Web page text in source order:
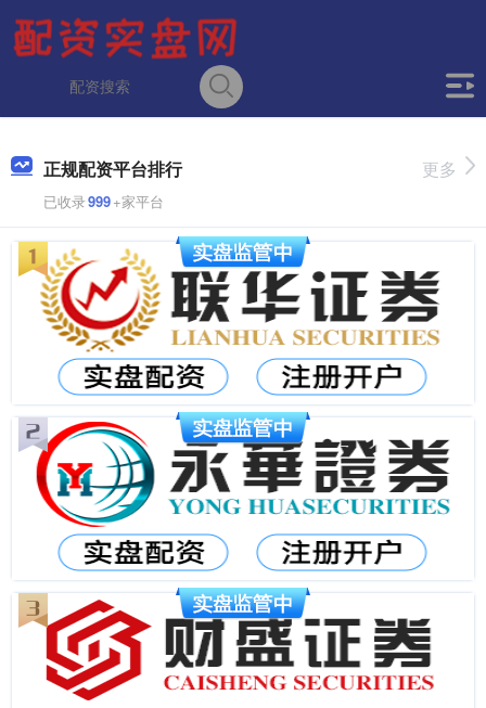
正规配资平台排行
已收录999+家平台
更多